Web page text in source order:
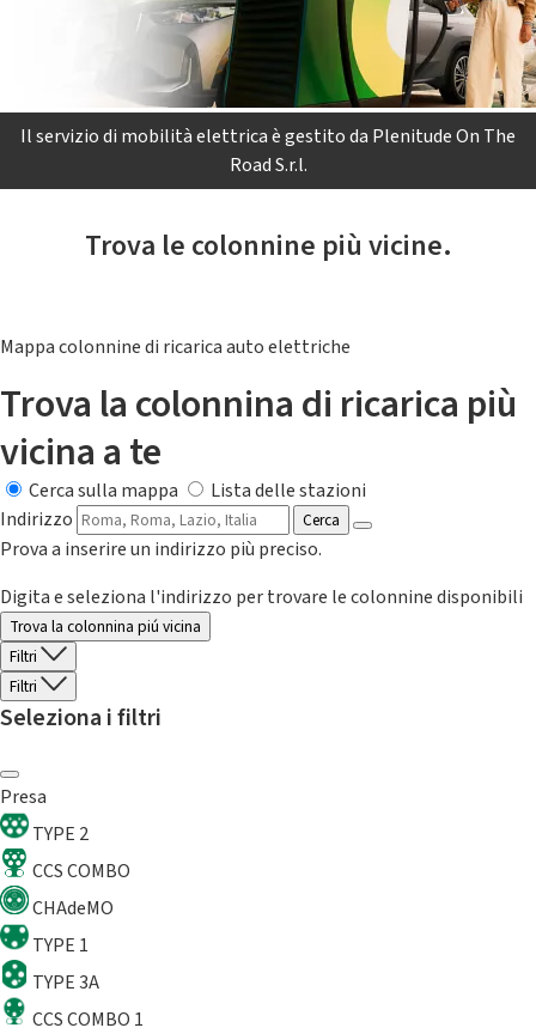
Il servizio di mobilità elettrica è gestito da Plenitude On The
Road S.r.l.
Trova le colonnine più vicine.
Mappa colonnine di ricarica auto elettriche
Trova la colonnina di ricarica più
vicina a te
Cerca sulla mappa
Lista delle stazioni
Indirizzo
Cerca
Prova a inserire un indirizzo più preciso.
Digita e seleziona l'indirizzo per trovare le colonnine disponibili
Trova la colonnina piú vicina
Filtri
Filtri
Seleziona i filtri
Presa
TYPE 2
CCS COMBO
CHAdeMO
TYPE 1
TYPE 3A
CCS COMBO 1